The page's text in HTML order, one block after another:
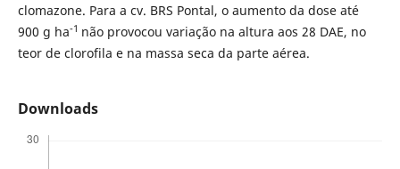
clomazone. Para a cv. BRS Pontal, o aumento da dose até
900 g ha-1 não provocou variação na altura aos 28 DAE, no
teor de clorofila e na massa seca da parte aérea.
Downloads